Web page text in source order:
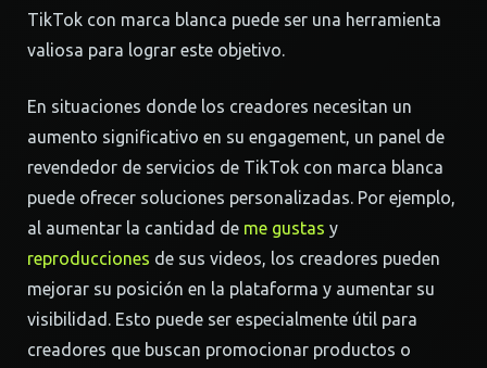
TikTok con marca blanca puede ser una herramienta
valiosa para lograr este objetivo.
En situaciones donde los creadores necesitan un
aumento significativo en su engagement, un panel de
revendedor de servicios de TikTok con marca blanca
puede ofrecer soluciones personalizadas. Por ejemplo,
al aumentar la cantidad de me gustas y
reproducciones de sus videos, los creadores pueden
mejorar su posición en la plataforma y aumentar su
visibilidad. Esto puede ser especialmente útil para
creadores que buscan promocionar productos o